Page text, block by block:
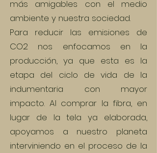
más amigables con el medio
ambiente y nuestra sociedad.
Para reducir las emisiones de
CO2 nos enfocamos en la
producción, ya que esta es la
etapa del ciclo de vida de la
indumentaria con mayor
impacto. Al comprar la fibra, en
lugar de la tela ya elaborada,
apoyamos a nuestro planeta
interviniendo en el proceso de la